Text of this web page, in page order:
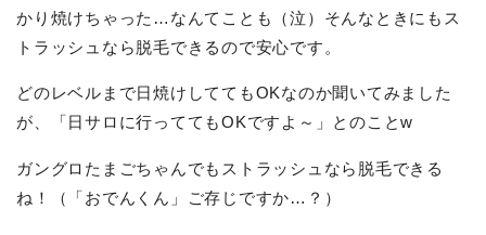
かり焼けちゃった…なんてことも（泣）そんなときにもス
トラッシュなら脱毛できるので安心です。
どのレベルまで日焼けしててもOKなのか聞いてみました
が、「日サロに行っててもOKですよ～」とのことw
ガングロたまごちゃんでもストラッシュなら脱毛できる
ね！（「おでんくん」ご存じですか…？）